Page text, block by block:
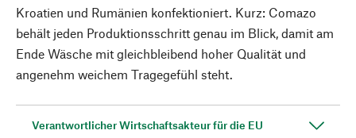
Kroatien und Rumänien konfektioniert. Kurz: Comazo
behält jeden Produktionsschritt genau im Blick, damit am
Ende Wäsche mit gleichbleibend hoher Qualität und
angenehm weichem Tragegefühl steht.
Verantwortlicher Wirtschaftsakteur für die EU